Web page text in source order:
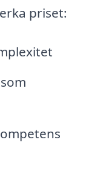
priset: